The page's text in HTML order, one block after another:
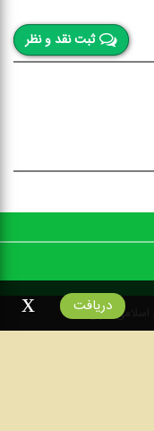
ثبت نقد و نظر
ایران است
دریافت x